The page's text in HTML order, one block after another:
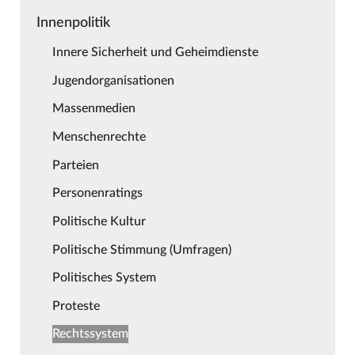
Innenpolitik
Innere Sicherheit und Geheimdienste
Jugendorganisationen
Massenmedien
Menschenrechte
Parteien
Personenratings
Politische Kultur
Politische Stimmung (Umfragen)
Politisches System
Proteste
Rechtssystem